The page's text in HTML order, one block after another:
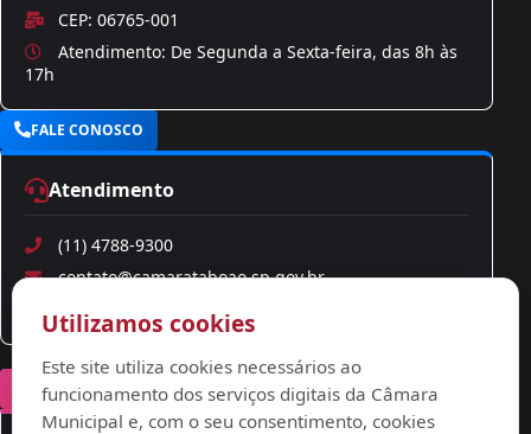
CEP: 06765-001
Atendimento: De Segunda a Sexta-feira, das 8h às
17h
FALE CONOSCO
Atendimento
(11) 4788-9300
contato@camarataboao.sp.gov.br
ouvidoria@camarataboao.sp.gov.br
REDES SOCIAIS
Utilizamos cookies
Este site utiliza cookies necessários ao
funcionamento dos serviços digitais da Câmara
Municipal e, com o seu consentimento, cookies